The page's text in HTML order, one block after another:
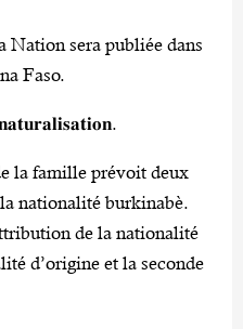
Nation sera publiée dans
Faso.
la famille prévoit deux
nationalité burkinabè.
de la nationalité
d’origine et la seconde